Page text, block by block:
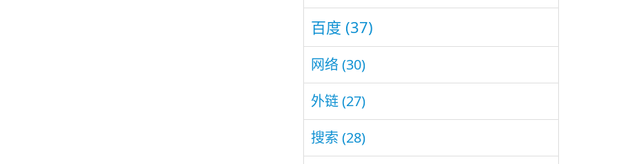
百度 (37)
网络(30)
外链(27)
搜索 (28)